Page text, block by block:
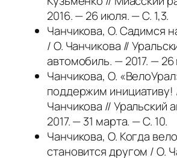
2016. — 26 июля. — С. 1,3.
Чанчикова, О. Садимся
/ О. Чанчикова //
автомобиль. — 2017. —
Чанчикова, О.
поддержим инициативу!
Чанчикова // Уральский
2017. — 31 марта. — С. 10.
Чанчикова, О. Когда
становится другом / О.